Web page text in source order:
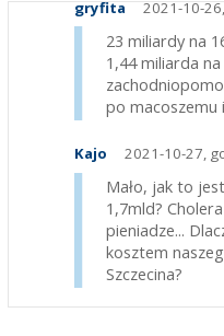
gryfita 2021-10-
23 miliardy na
1,44 miliarda
po macoszemu
Kajo 2021-10-27,
Mało, jak to
1,7mld?
pieniadze...
kosztem
Szczecina?